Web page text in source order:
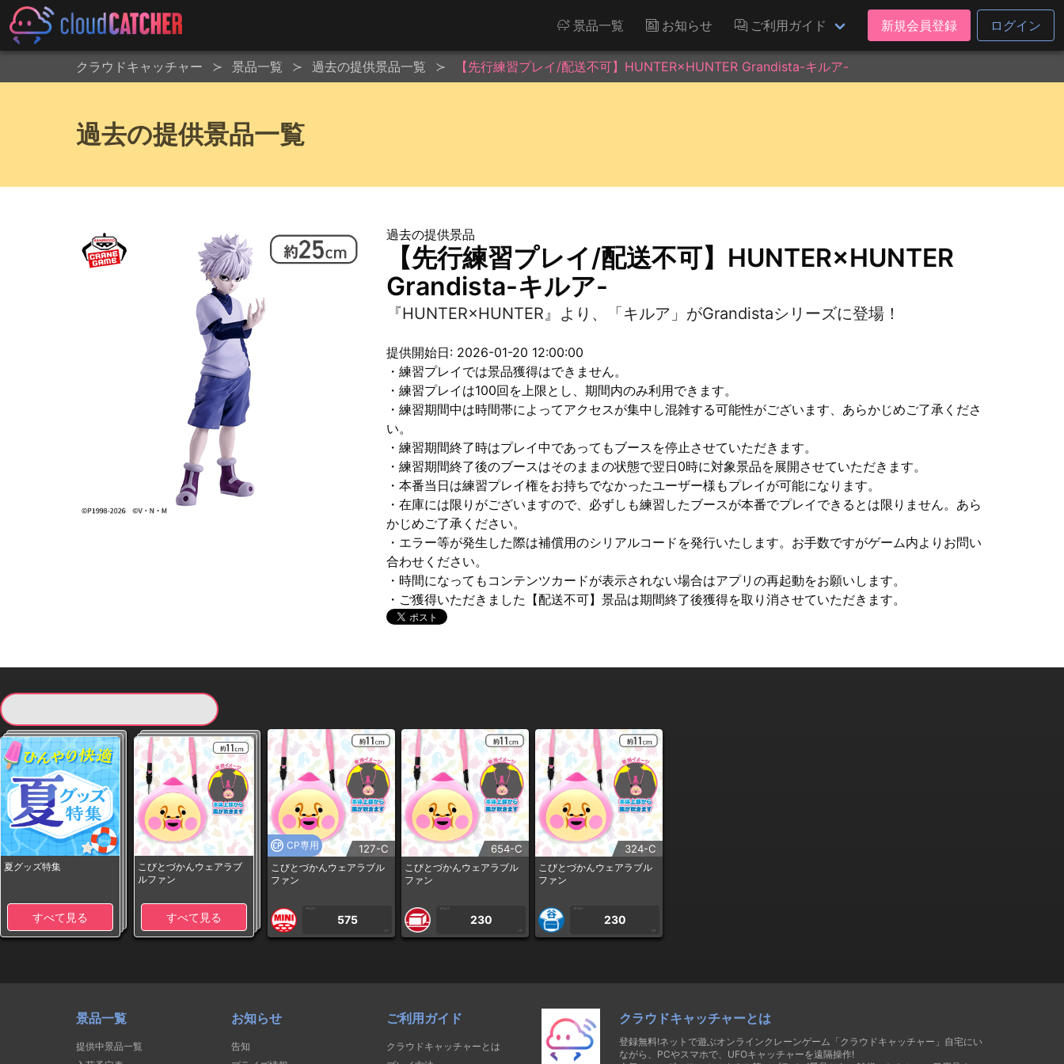
景品一覧 お知らせ ご利用ガイド 新規会員登録 ログイン
クラウドキャッチャー 景品一覧 過去の提供景品一覧 【先行練習プレイ/配送不可】HUNTER×HUNTER Grandista-キルア-
過去の提供景品一覧
過去の提供景品
【先行練習プレイ/配送不可】HUNTER×HUNTER
Grandista-キルア-
『HUNTER×HUNTER』より、「キルア」がGrandistaシリーズに登場！
提供開始日: 2026-01-20 12:00:00
・練習プレイでは景品獲得はできません。
・練習プレイは100回を上限とし、期間内のみ利用できます。
・練習期間中は時間帯によってアクセスが集中し混雑する可能性がございます、あらかじめご了承くださ
い。
・練習期間終了時はプレイ中であってもブースを停止させていただきます。
・練習期間終了後のブースはそのままの状態で翌日0時に対象景品を展開させていただきます。
・本番当日は練習プレイ権をお持ちでなかったユーザー様もプレイが可能になります。
・在庫には限りがございますので、必ずしも練習したブースが本番でプレイできるとは限りません。あら
かじめご了承ください。
・エラー等が発生した際は補償用のシリアルコードを発行いたします。お手数ですがゲーム内よりお問い
合わせください。
・時間になってもコンテンツカードが表示されない場合はアプリの再起動をお願いします。
・ご獲得いただきました【配送不可】景品は期間終了後獲得を取り消させていただきます。
夏グッズ特集
すべて見る
こびとづかんウェアラブ
ルファン
すべて見る
CP専用 127-C
こびとづかんウェアラブル
ファン
1PLAY
575
CP
654-C
こびとづかんウェアラブル
ファン
1PLAY
230
CP
324-C
こびとづかんウェアラブル
ファン
1PLAY
230
CP
景品一覧
提供中景品一覧
お知らせ
告知
ご利用ガイド
クラウドキャッチャーとは
クラウドキャッチャーとは
登録無料!ネットで遊ぶオンラインクレーンゲーム「クラウドキャッチャー」自宅にい
ながら、PCやスマホで、UFOキャッチャーを遠隔操作!